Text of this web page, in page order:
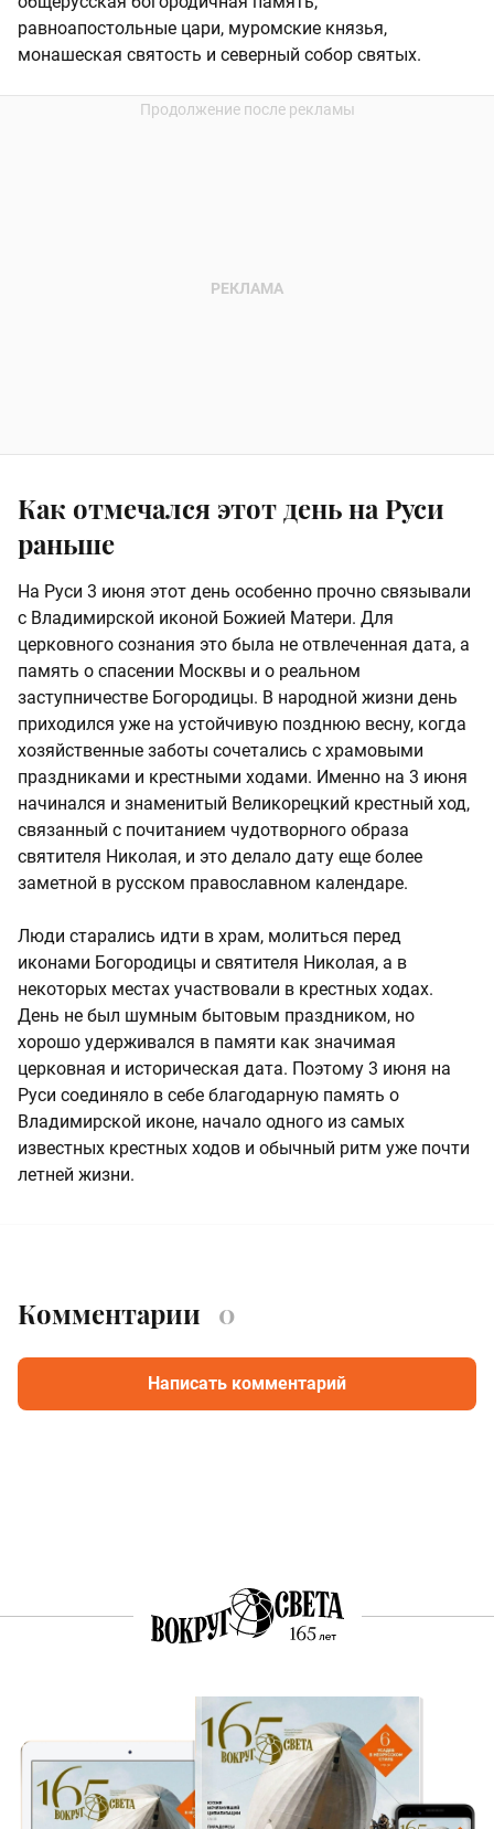
равноапостольные цари, муромские князья,
монашеская святость и северный собор святых.
Как отмечался этот день на Руси
раньше
На Руси 3 июня этот день особенно прочно связывали
с Владимирской иконой Божией Матери. Для
церковного сознания это была не отвлеченная дата, а
память о спасении Москвы и о реальном
заступничестве Богородицы. В народной жизни день
приходился уже на устойчивую позднюю весну, когда
хозяйственные заботы сочетались с храмовыми
праздниками и крестными ходами. Именно на 3 июня
начинался и знаменитый Великорецкий крестный ход,
связанный с почитанием чудотворного образа
святителя Николая, и это делало дату еще более
заметной в русском православном календаре.
Люди старались идти в храм, молиться перед
иконами Богородицы и святителя Николая, а в
некоторых местах участвовали в крестных ходах.
День не был шумным бытовым праздником, но
хорошо удерживался в памяти как значимая
церковная и историческая дата. Поэтому 3 июня на
Руси соединяло в себе благодарную память о
Владимирской иконе, начало одного из самых
известных крестных ходов и обычный ритм уже почти
летней жизни.
Комментарии 0
Написать комментарий